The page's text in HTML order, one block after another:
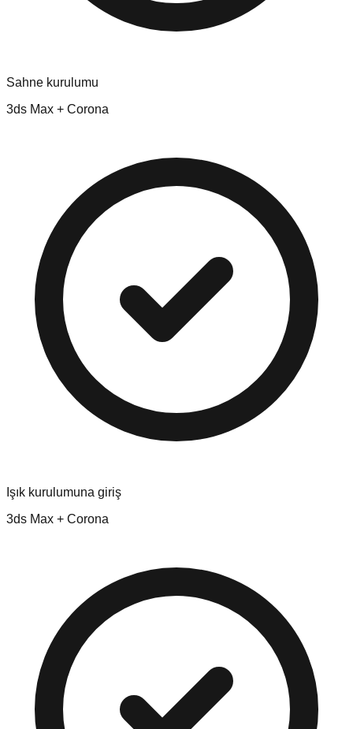
Sahne kurulumu
3ds Max + Corona
Işık kurulumuna giriş
3ds Max + Corona